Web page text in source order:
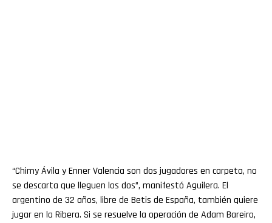
“Chimy Ávila y Enner Valencia son dos jugadores en carpeta, no
se descarta que lleguen los dos”, manifestó Aguilera. El
argentino de 32 años, libre de Betis de España, también quiere
jugar en la Ribera. Si se resuelve la operación de Adam Bareiro,